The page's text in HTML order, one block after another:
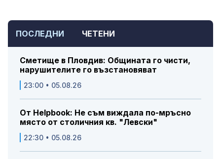
ПОСЛЕДНИ ЧЕТЕНИ
Сметище в Пловдив: Общината го чисти,
нарушителите го възстановяват
23:00 • 05.08.26
От Helpbook: Не съм виждала по-мръсно
място от столичния кв. "Левски"
22:30 • 05.08.26